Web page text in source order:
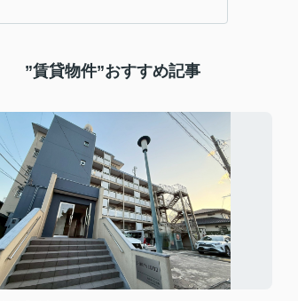
”賃貸物件”おすすめ記事